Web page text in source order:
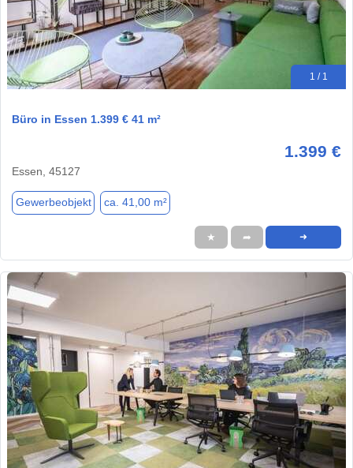
1 / 1
Büro in Essen 1.399 € 41 m²
1.399 €
Essen, 45127
Gewerbeobjekt ca. 41,00 m²
★ ➦ ➜